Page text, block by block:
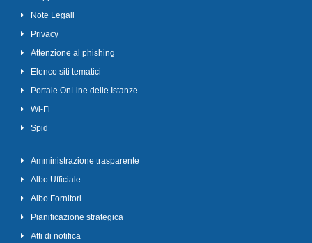
Note Legali
Privacy
Attenzione al phishing
Elenco siti tematici
Portale OnLine delle Istanze
Wi-Fi
Spid
Amministrazione trasparente
Albo Ufficiale
Albo Fornitori
Pianificazione strategica
Atti di notifica